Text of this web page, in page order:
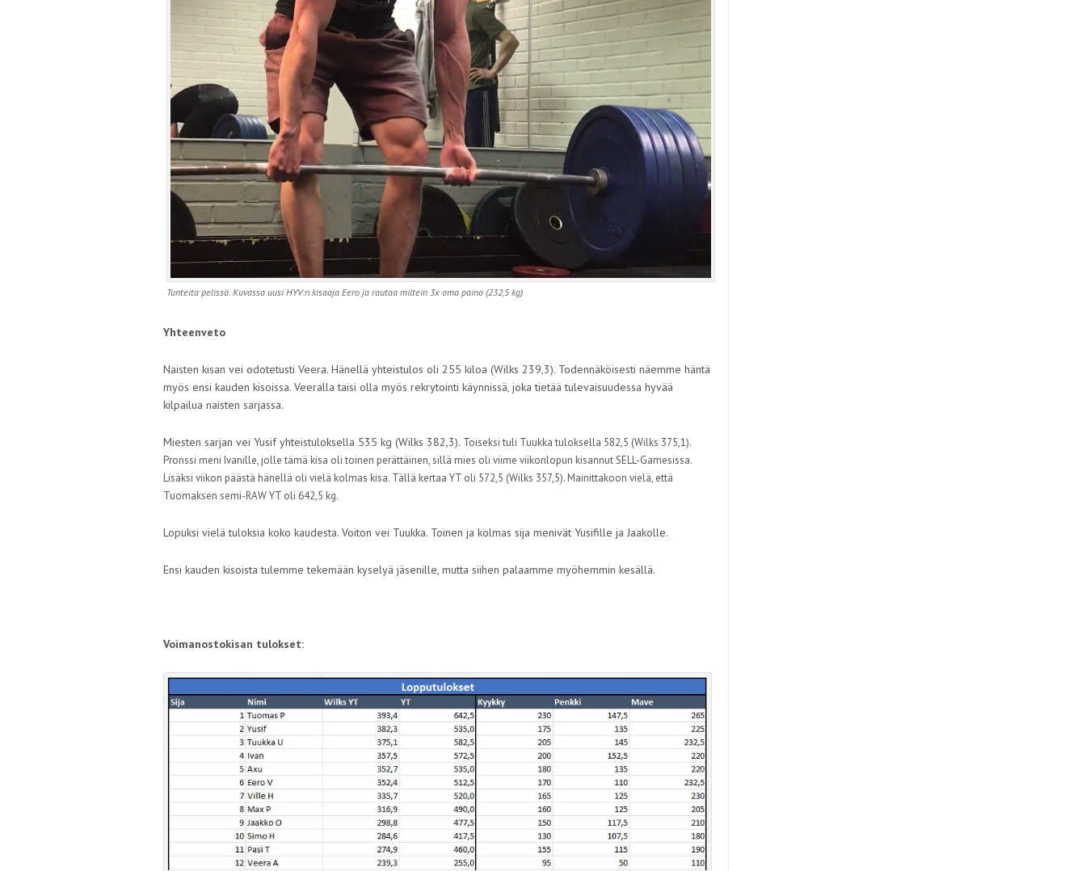
Tunteita pelissä. Kuvassa uusi HYV:n kisaaja Eero ja rautaa miltein 3x oma paino (232,5 kg)
Yhteenveto
Naisten kisan vei odotetusti Veera. Hänellä yhteistulos oli 255 kiloa (Wilks 239,3). Todennäköisesti näemme häntä
myös ensi kauden kisoissa. Veeralla taisi olla myös rekrytointi käynnissä, joka tietää tulevaisuudessa hyvää
kilpailua naisten sarjassa.
Miesten sarjan vei Yusif yhteistuloksella 535 kg (Wilks 382,3). Toiseksi tuli Tuukka tuloksella 582,5 (Wilks 375,1).
Pronssi meni Ivanille, jolle tämä kisa oli toinen perättäinen, sillä mies oli viime viikonlopun kisannut SELL-Gamesissa.
Lisäksi viikon päästä hänellä oli vielä kolmas kisa. Tällä kertaa YT oli 572,5 (Wilks 357,5). Mainittakoon vielä, että
Tuomaksen semi-RAW YT oli 642,5 kg.
Lopuksi vielä tuloksia koko kaudesta. Voiton vei Tuukka. Toinen ja kolmas sija menivät Yusifille ja Jaakolle.
Ensi kauden kisoista tulemme tekemään kyselyä jäsenille, mutta siihen palaamme myöhemmin kesällä.
Voimanostokisan tulokset: